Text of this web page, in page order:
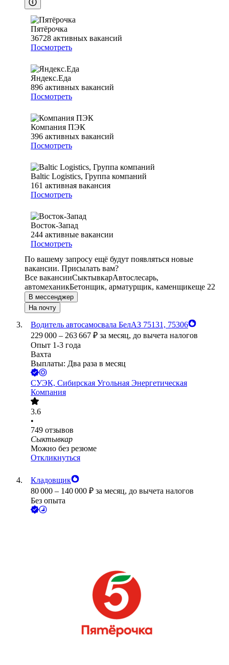
Пятёрочка
36728 активных вакансий
Посмотреть
Яндекс.Еда
896 активных вакансий
Посмотреть
Компания ПЭК
396 активных вакансий
Посмотреть
Baltic Logistics, Группа компаний
161 активная вакансия
Посмотреть
Восток-Запад
244 активные вакансии
Посмотреть
По вашему запросу ещё будут появляться новые
вакансии. Присылать вам?
Все вакансииСыктывкарАвтослесарь,
автомеханикБетонщик, арматурщик, каменщикеще 22
В мессенджер
На почту
Водитель автосамосвала БелАЗ 75131, 75306
229 000 – 263 667 ₽ за месяц, до вычета налогов
Опыт 1-3 года
Вахта
Выплаты: Два раза в месяц
СУЭК, Сибирская Угольная Энергетическая
Компания
3.6
•
749 отзывов
Сыктывкар
Можно без резюме
Откликнуться
Кладовщик
80 000 – 140 000 ₽ за месяц, до вычета налогов
Без опыта